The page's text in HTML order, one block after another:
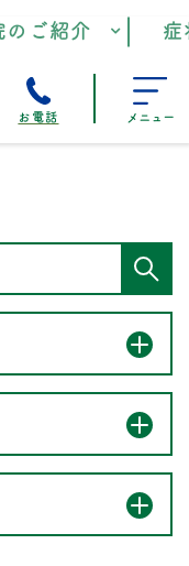
のご紹介
お電話 メニュー